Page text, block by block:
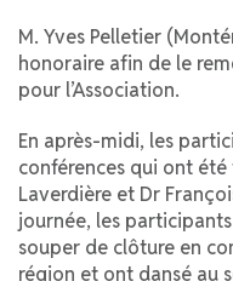
M. Yves Pelletier
honoraire afin de le
pour l’Association.
En après-midi, les
conférences qui ont
Laverdière et Dr
journée, les
souper de clôture en
région et ont dansé au